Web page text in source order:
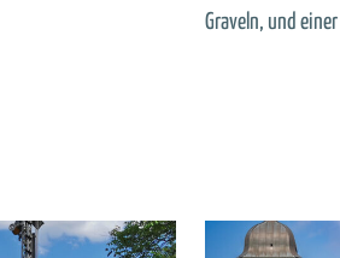
Graveln, und